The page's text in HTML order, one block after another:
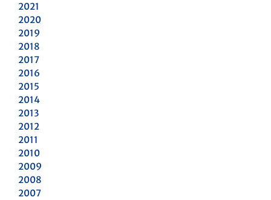
2021
2020
2019
2018
2017
2016
2015
2014
2013
2012
2011
2010
2009
2008
2007